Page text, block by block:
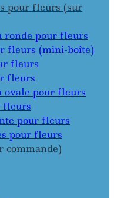
pour fleurs (sur
ronde pour fleurs
fleurs (mini-boîte)
fleurs
fleurs
ovale pour fleurs
fleurs
pour fleurs
pour fleurs
commande)